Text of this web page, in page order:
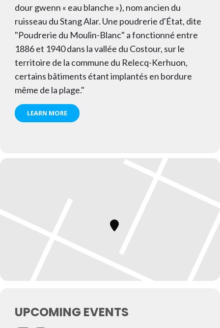
dour gwenn « eau blanche »), nom ancien du
ruisseau du Stang Alar. Une poudrerie d'État, dite
"Poudrerie du Moulin-Blanc" a fonctionné entre
1886 et 1940 dans la vallée du Costour, sur le
territoire de la commune du Relecq-Kerhuon,
certains bâtiments étant implantés en bordure
même de la plage."
LEARN MORE
UPCOMING EVENTS